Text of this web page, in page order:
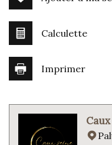
École primaire
Calculette
Imprimer